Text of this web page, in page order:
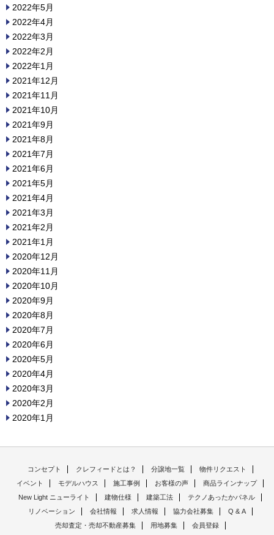
2022年5月
2022年4月
2022年3月
2022年2月
2022年1月
2021年12月
2021年11月
2021年10月
2021年9月
2021年8月
2021年7月
2021年6月
2021年5月
2021年4月
2021年3月
2021年2月
2021年1月
2020年12月
2020年11月
2020年10月
2020年9月
2020年8月
2020年7月
2020年6月
2020年5月
2020年4月
2020年3月
2020年2月
2020年1月
コンセプト クレフィードとは？ 分譲地一覧
物件リクエスト
イベント
モデルハウス 施工事例 お客様の声
商品ラインナップ
New Light ニューライト
建物仕様 建築工法
テクノあったかパネル
リノベーション
会社情報 求人情報 協力会社募集
Q & A
売却査定・売却不動産募集
用地募集 会員登録